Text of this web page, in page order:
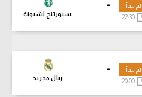
-
سبورتنج لشبونة
لم تبدأ
-
ريال مدريد
لم تبدأ